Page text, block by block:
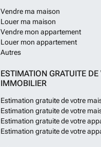
Vendre ma maison
Louer ma maison
Vendre mon appartement
Louer mon appartement
Autres
ESTIMATION GRATUITE
IMMOBILIER
Estimation gratuite de votre
Estimation gratuite de votre
Estimation gratuite de votre
Estimation gratuite de votre